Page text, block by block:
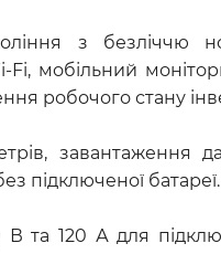
з безліччю
мобільний
робочого стану
завантаження
підключеної батареї.
та 120 А для